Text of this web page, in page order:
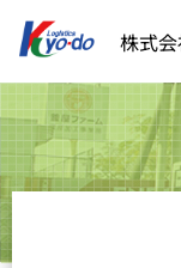
ス
キ
ッ
プ
株式